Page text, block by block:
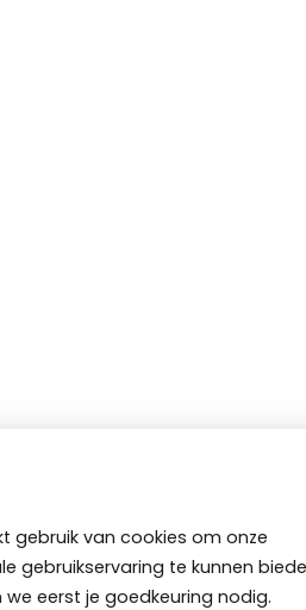
gebruik van cookies om onze
gebruikservaring te kunnen
eerst je goedkeuring nodig.